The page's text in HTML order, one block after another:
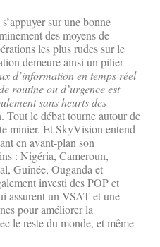
sur une bonne
des moyens de
les plus rudes sur le
demeure ainsi un pilier
d’information en temps réel
routine ou d’urgence est
sans heurts des
Tout le débat tourne autour de
minier. Et SkyVision entend
en avant-plan son
: Nigéria, Cameroun,
Guinée, Ouganda et
investi des POP et
assurent un VSAT et une
pour améliorer la
le reste du monde, et même